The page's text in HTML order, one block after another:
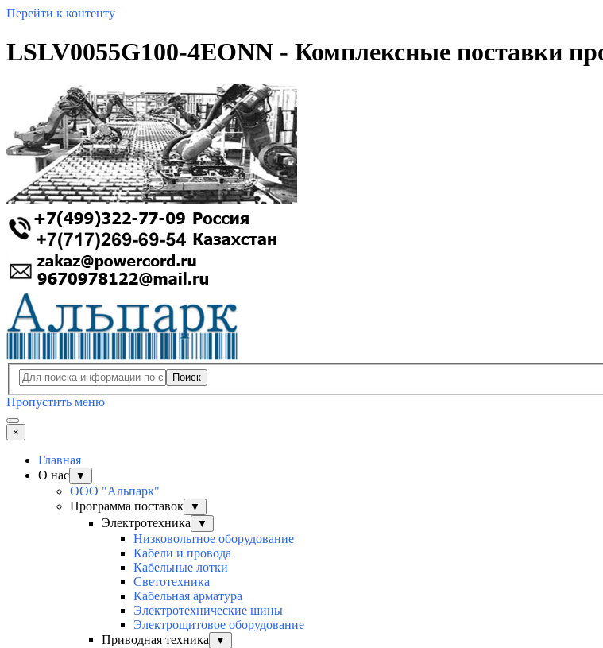
Перейти к контенту
LSLV0055G100-4EONN - Комплексные поставки
Поиск
Пропустить меню
×
Главная
О нас
▼
ООО "Альпарк"
Программа поставок
▼
Электротехника ▼
Низковольтное оборудование
Кабели и провода
Кабельные лотки
Светотехника
Кабельная арматура
Электротехнические шины
Электрощитовое оборудование
Приводная техника
▼